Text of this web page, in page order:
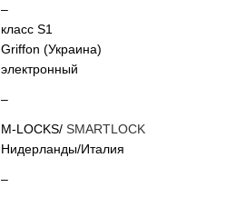
–
класс S1
Griffon (Украина)
электронный
–
M-LOCKS/ SMARTLOCK
Нидерланды/Италия
–